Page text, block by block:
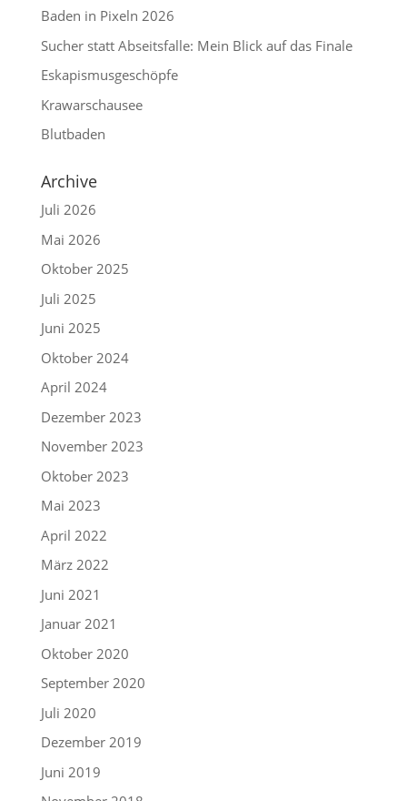
Baden in Pixeln 2026
Sucher statt Abseitsfalle: Mein Blick auf das Finale
Eskapismusgeschöpfe
Krawarschausee
Blutbaden
Archive
Juli 2026
Mai 2026
Oktober 2025
Juli 2025
Juni 2025
Oktober 2024
April 2024
Dezember 2023
November 2023
Oktober 2023
Mai 2023
April 2022
März 2022
Juni 2021
Januar 2021
Oktober 2020
September 2020
Juli 2020
Dezember 2019
Juni 2019